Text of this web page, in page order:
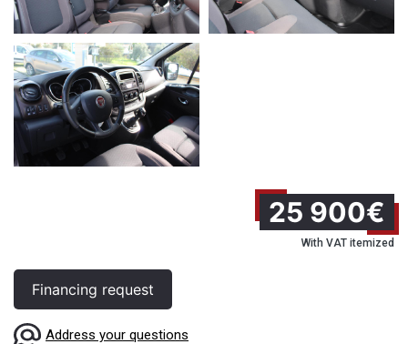
25 900€
With VAT itemized
Financing request
Address your questions